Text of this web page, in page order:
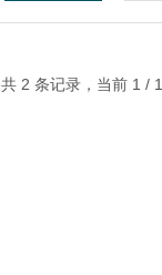
共 2 条记录，当前 1